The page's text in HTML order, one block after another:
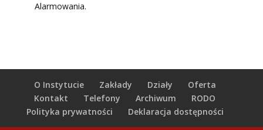
Alarmowania.
O Instytucie Zakłady Działy
Oferta
Kontakt
Telefony Archiwum
RODO
Polityka prywatności
Deklaracja dostępności